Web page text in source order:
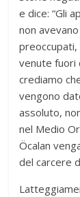
e dice: “Gli
non
venute fuori
crediamo
vengono
assoluto,
nel Medio
Öcalan
del carcere